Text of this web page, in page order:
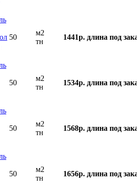
50
м2
тн
1441р. длина под
50
м2
тн
1534р. длина под
50
м2
тн
1568р. длина под
50
м2
тн
1656р. длина под